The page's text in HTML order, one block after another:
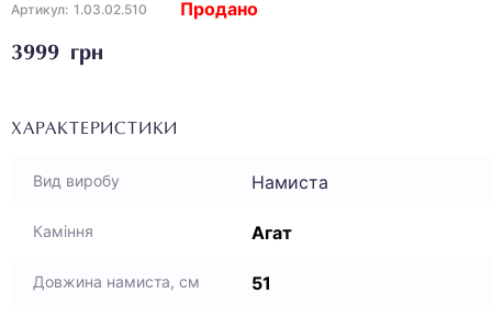
Артикул: 1.03.02.510
3999 грн
Продано
ХАРАКТЕРИСТИКИ
Вид виробу Намиста
Каміння Агат
Довжина намиста, см 51